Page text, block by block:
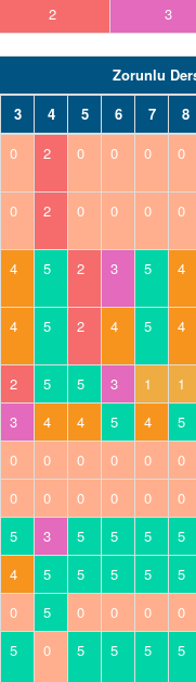
2 3
Zorunlu
3 4 5 6 7
8
0 2 0 0 0 0
0 2 0 0 0 0
4 5 2 3 5 4
4 5 2 4 5 4
2 5 5 3 1
1
3 4 4 5 4
5
0 0 0 0 0
0
0 0 0 0 0
0
5 3 5 5 5
5
4 5 5 5 5
5
0 5 0 0 0
0
5 0 5 5 5 5